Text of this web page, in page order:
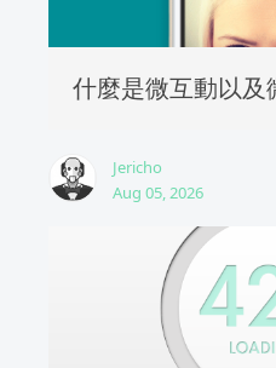
什麼是微互動以
Jericho
Aug 05, 2026